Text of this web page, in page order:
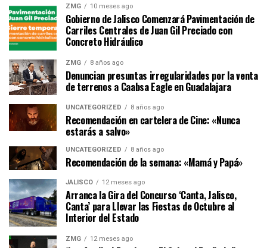
ZMG 10 meses ago
Gobierno de Jalisco Comenzará Pavimentación de
Carriles Centrales de Juan Gil Preciado con
Concreto Hidráulico
ZMG 8 años ago
Denuncian presuntas irregularidades por la venta
de terrenos a Caabsa Eagle en Guadalajara
UNCATEGORIZED 8 años ago
Recomendación en cartelera de Cine: «Nunca
estarás a salvo»
UNCATEGORIZED 8 años ago
Recomendación de la semana: «Mamá y Papá»
JALISCO 12 meses ago
Arranca la Gira del Concurso ‘Canta, Jalisco,
Canta’ para Llevar las Fiestas de Octubre al
Interior del Estado
ZMG 12 meses ago